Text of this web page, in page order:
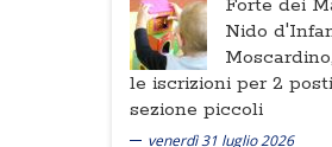
Forte dei
Nido
le iscrizioni per 2
sezione piccoli
venerdì 31 luglio 2026